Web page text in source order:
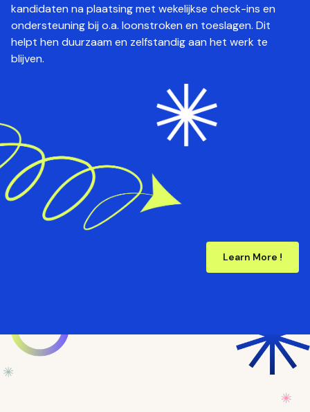
kandidaten na plaatsing met wekelijkse check-ins en
ondersteuning bij o.a. loonstroken en toeslagen. Dit
helpt hen duurzaam en zelfstandig aan het werk te
blijven.
Learn More !